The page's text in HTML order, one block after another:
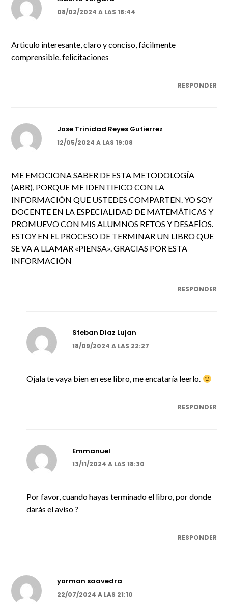
08/02/2024 A LAS 18:44
Articulo interesante, claro y conciso, fácilmente
comprensible. felicitaciones
RESPONDER
Jose Trinidad Reyes Gutierrez
12/05/2024 A LAS 19:08
ME EMOCIONA SABER DE ESTA METODOLOGÍA
(ABR), PORQUE ME IDENTIFICO CON LA
INFORMACIÓN QUE USTEDES COMPARTEN. YO SOY
DOCENTE EN LA ESPECIALIDAD DE MATEMÁTICAS Y
PROMUEVO CON MIS ALUMNOS RETOS Y DESAFÍOS.
ESTOY EN EL PROCESO DE TERMINAR UN LIBRO QUE
SE VA A LLAMAR «PIENSA». GRACIAS POR ESTA
INFORMACIÓN
RESPONDER
Steban Diaz Lujan
18/09/2024 A LAS 22:27
Ojala te vaya bien en ese libro, me encataría leerlo.
RESPONDER
Emmanuel
13/11/2024 A LAS 18:30
Por favor, cuando hayas terminado el libro, por donde
darás el aviso ?
RESPONDER
yorman saavedra
22/07/2024 A LAS 21:10